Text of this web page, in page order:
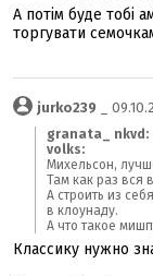
А потім буде тобі
торгувати
jurko239 _
granata_ nkvd:
volks:
Михельсон,
Там как раз вся
А строить из
в клоунаду.
А что такое
Классику нужно